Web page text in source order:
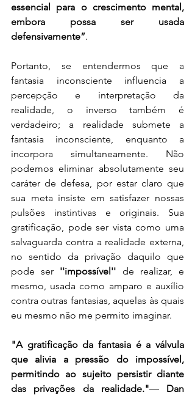
essencial para o crescimento mental,
embora possa ser usada
defensivamente”.
Portanto, se entendermos que a
fantasia inconsciente influencia a
percepção e interpretação da
realidade, o inverso também é
verdadeiro; a realidade submete a
fantasia inconsciente, enquanto a
incorpora simultaneamente. Não
podemos eliminar absolutamente seu
caráter de defesa, por estar claro que
sua meta insiste em satisfazer nossas
pulsões instintivas e originais. Sua
gratificação, pode ser vista como uma
salvaguarda contra a realidade externa,
no sentido da privação daquilo que
pode ser ''impossível'' de realizar, e
mesmo, usada como amparo e auxílio
contra outras fantasias, aquelas às quais
eu mesmo não me permito imaginar.
"A gratificação da fantasia é a válvula
que alivia a pressão do impossível,
permitindo ao sujeito persistir diante
das privações da realidade."— Dan